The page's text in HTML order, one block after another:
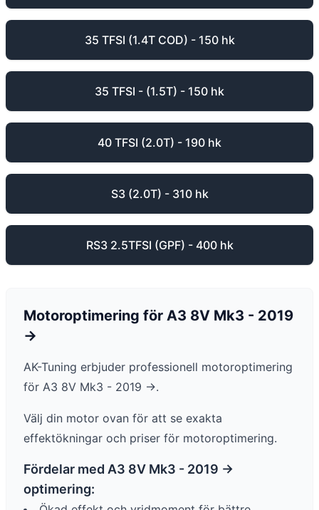
35 TFSI (1.4T COD) - 150 hk
35 TFSI - (1.5T) - 150 hk
40 TFSI (2.0T) - 190 hk
S3 (2.0T) - 310 hk
RS3 2.5TFSI (GPF) - 400 hk
Motoroptimering för A3 8V Mk3 - 2019
->
AK-Tuning erbjuder professionell motoroptimering
för A3 8V Mk3 - 2019 ->.
Välj din motor ovan för att se exakta
effektökningar och priser för motoroptimering.
Fördelar med A3 8V Mk3 - 2019 ->
optimering: